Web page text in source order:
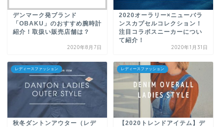
デンマーク発ブランド
「OBAKU」のおすすめ腕時計
紹介！取扱い販売店舗は？
2020年8月7日
2020オーラリー×ニューバラ
ンスカプセルコレクション！
注目コラボスニーカーについ
て紹介！
2020年1月31日
レディースファッション
秋冬ダントンアウター（レデ
レディースファッション
【2020トレンドアイテム】デ